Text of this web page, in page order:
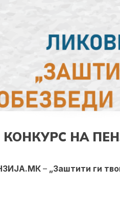
НА
– „Заштити ги